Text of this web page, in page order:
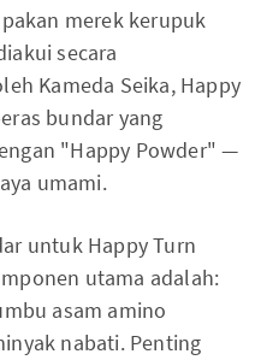
merek kerupuk
secara
Kameda Seika, Happy
bundar yang
"Happy Powder" —
umami.
untuk Happy Turn
utama adalah:
asam amino
nabati. Penting